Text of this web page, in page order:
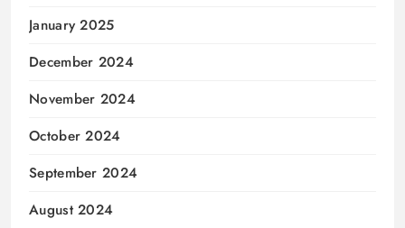
January 2025
December 2024
November 2024
October 2024
September 2024
August 2024